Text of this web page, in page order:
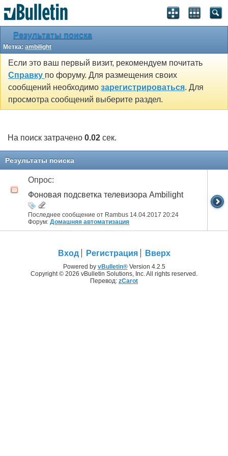
Результаты поиска
Метка: ambilight
Если это ваш первый визит, рекомендуем почитать
Справку по форуму. Для размещения своих
сообщений необходимо зарегистрироваться. Для
просмотра сообщений выберите раздел.
На поиск затрачено 0.02 сек.
Результаты поиска
Опрос:
Фоновая подсветка телевизора Ambilight
Последнее сообщение от Rambus 14.04.2017 20:24
Форум: Домашняя автоматизация
Вход Регистрация Вверх
Powered by vBulletin®Version 4.2.5
Copyright © 2026 vBulletin Solutions, Inc. All rights reserved.
Перевод: zCarot